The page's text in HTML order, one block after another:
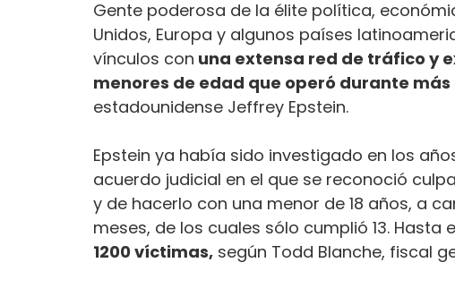
Gente poderosa de la élite política,
Unidos, Europa y algunos países
vínculos con una extensa red de tráfico y
menores de edad que operó durante más
estadounidense Jeffrey Epstein.
Epstein ya había sido investigado en los
acuerdo judicial en el que se reconoció
y de hacerlo con una menor de 18 años, a
meses, de los cuales sólo cumplió 13.
1200 víctimas, según Todd Blanche, fiscal